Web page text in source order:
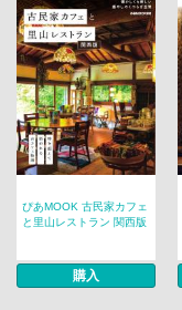
ぴあMOOK 古民家カフェ
と里山レストラン 関西版
購入